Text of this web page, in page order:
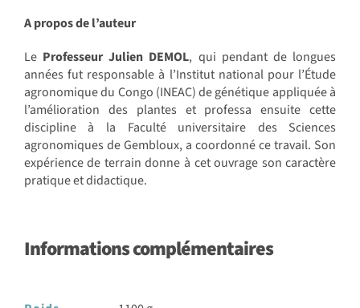
A propos de l’auteur
Le Professeur Julien DEMOL, qui pendant de longues
années fut responsable à l’Institut national pour l’Étude
agronomique du Congo (INEAC) de génétique appliquée à
l’amélioration des plantes et professa ensuite cette
discipline à la Faculté universitaire des Sciences
agronomiques de Gembloux, a coordonné ce travail. Son
expérience de terrain donne à cet ouvrage son caractère
pratique et didactique.
Informations complémentaires